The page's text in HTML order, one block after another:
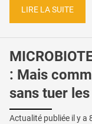
LIRE LA SUITE
: Mais
sans tuer
Actualité publiée il y a